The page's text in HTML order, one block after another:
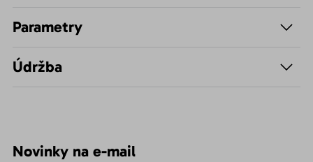
Parametry
Údržba
Novinky na e-mail